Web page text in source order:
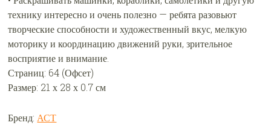
технику интересно и очень полезно — ребята разовьют
творческие способности и художественный вкус, мелкую
моторику и координацию движений руки, зрительное
восприятие и внимание.
Страниц: 64 (Офсет)
Размер: 21 х 28 х 0.7 см
Бренд: АСТ